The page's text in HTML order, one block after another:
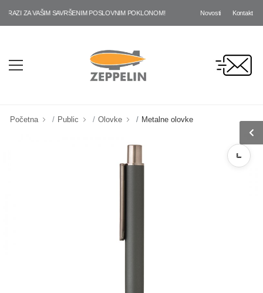
ZA VAŠIM SAVRŠENIM POSLOVNIM POKLONOM! Novosti Kontakt
Početna Public Olovke Metalne olovke